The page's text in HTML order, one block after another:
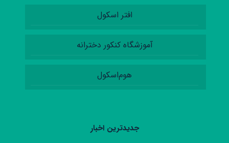
افتر اسکول
آموزشگاه کنکور دخترانه
هوم‌اسکول
جدیدترین اخبار